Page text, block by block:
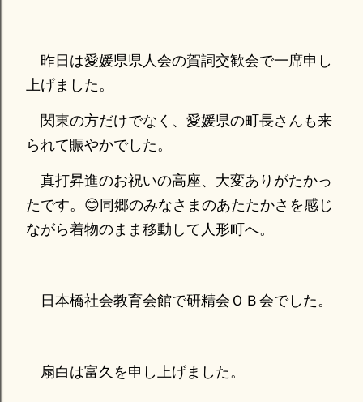
昨日は愛媛県県人会の賀詞交歓会で一席申し
上げました。
関東の方だけでなく、愛媛県の町長さんも来
られて賑やかでした。
真打昇進のお祝いの高座、大変ありがたかっ
たです。😊同郷のみなさまのあたたかさを感じ
ながら着物のまま移動して人形町へ。
日本橋社会教育会館で研精会ＯＢ会でした。
扇白は富久を申し上げました。